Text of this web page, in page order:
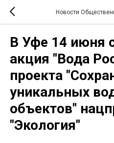
Новости
В Уфе 14 июня
акция "Вода
проекта
уникальных
объектов"
"Экология"